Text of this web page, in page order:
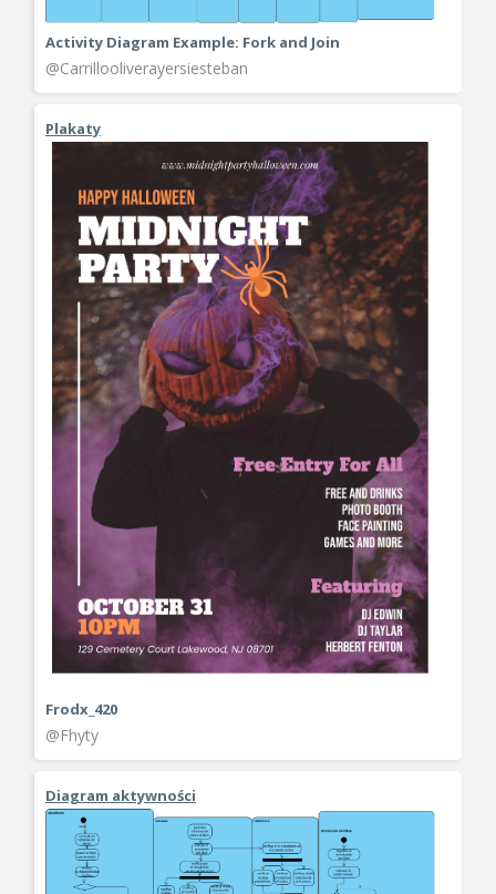
Activity Diagram Example: Fork and Join
@Carrillooliverayersiesteban
Plakaty
Frodx_420
@Fhyty
Diagram aktywności